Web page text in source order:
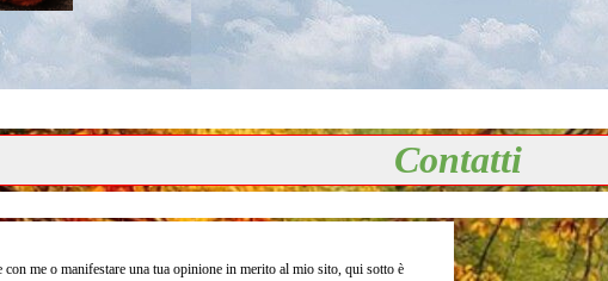
Contatti
con me o manifestare una tua opinione in merito al mio sito, qui sotto è